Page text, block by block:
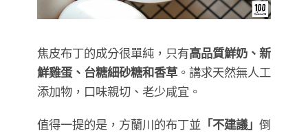
焦皮布丁的成分很單純，只有高品質鮮奶、新
鮮雞蛋、台糖細砂糖和香草 。講求天然無人工
添加物，口味親切、老少咸宜。
值得一提的是，方蘭川的布丁並 「不建議」 倒